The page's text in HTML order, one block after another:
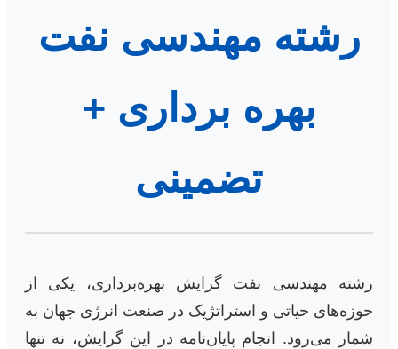
رشته مهندسی نفت
بهره برداری +
تضمینی
رشته مهندسی نفت گرایش بهره‌برداری، یکی از
حوزه‌های حیاتی و استراتژیک در صنعت انرژی جهان به
شمار می‌رود. انجام پایان‌نامه در این گرایش، نه تنها